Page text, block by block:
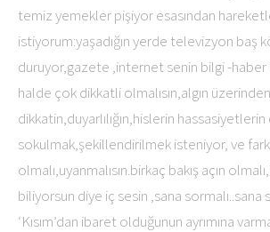
temiz yemekler pişiyor esasından
istiyorum:yaşadığın yerde televizyon baş
duruyor,gazete ,internet senin bilgi -haber
halde çok dikkatli olmalısın,algın üzerinden
dikkatin,duyarlılığın,hislerin
sokulmak,şekillendirilmek isteniyor, ve
olmalı,uyanmalısın.birkaç bakış açın
biliyorsun diye iç sesin ,sana sormalı..sana
‘Kısım’dan ibaret olduğunun ayrımına